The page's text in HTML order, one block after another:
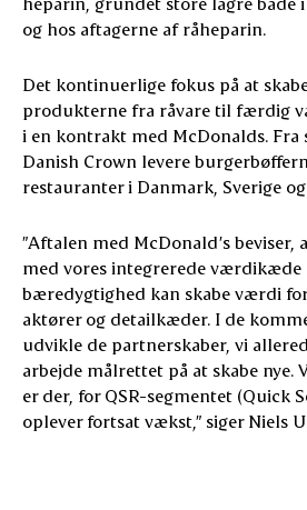
og hos aftagerne af råheparin.
Det kontinuerlige fokus på at
produkterne fra råvare til færdig
i en kontrakt med McDonalds. Fra
Danish Crown levere
restauranter i Danmark, Sverige
”Aftalen med McDonald’s beviser,
med vores integrerede værdikæde
bæredygtighed kan skabe værdi
aktører og detailkæder. I de
udvikle de partnerskaber, vi
arbejde målrettet på at skabe nye.
er der, for QSR-segmentet (Quick
oplever fortsat vækst,” siger Niels